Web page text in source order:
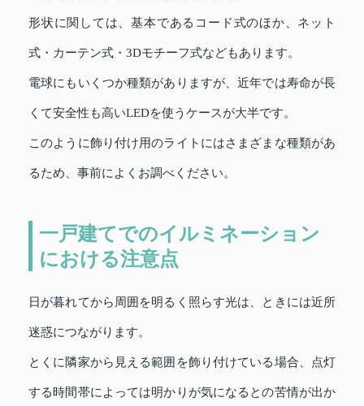
形状に関しては、基本であるコード式のほか、ネット
式・カーテン式・3Dモチーフ式などもあります。
電球にもいくつか種類がありますが、近年では寿命が長
くて安全性も高いLEDを使うケースが大半です。
このように飾り付け用のライトにはさまざまな種類があ
るため、事前によくお調べください。
一戸建てでのイルミネーション
における注意点
日が暮れてから周囲を明るく照らす光は、ときには近所
迷惑につながります。
とくに隣家から見える範囲を飾り付けている場合、点灯
する時間帯によっては明かりが気になるとの苦情が出か